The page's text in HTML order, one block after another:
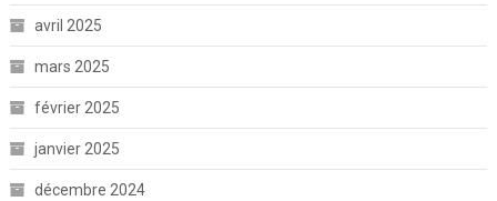
avril 2025
mars 2025
février 2025
janvier 2025
décembre 2024